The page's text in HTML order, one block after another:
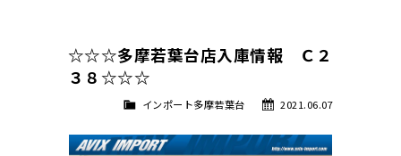
☆☆☆多摩若葉台店入庫情報 Ｃ２
３８☆☆☆
2021.06.07
インポート多摩若葉台